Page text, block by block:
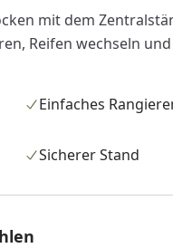
mit dem
Reifen wechseln
Einfaches
Sicherer Stand